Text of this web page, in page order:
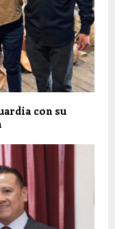
con su